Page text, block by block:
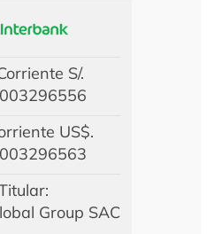
S/.
US$.
Group SAC